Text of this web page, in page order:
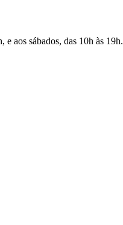
aos sábados, das 10h às 19h.